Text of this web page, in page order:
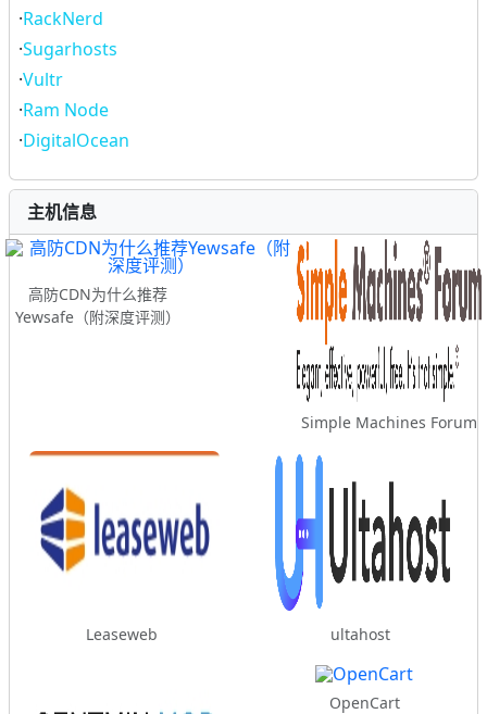
·RackNerd
·Sugarhosts
·Vultr
·Ram Node
·DigitalOcean
主机信息
高防CDN为什么推荐
Yewsafe（附深度评测）
Simple Machines Forum
Leaseweb ultahost
OpenCart